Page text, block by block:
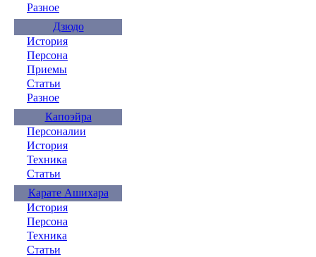
Разное
Дзюдо
История
Персона
Приемы
Статьи
Разное
Капоэйра
Персоналии
История
Техника
Статьи
Карате Ашихара
История
Персона
Техника
Статьи